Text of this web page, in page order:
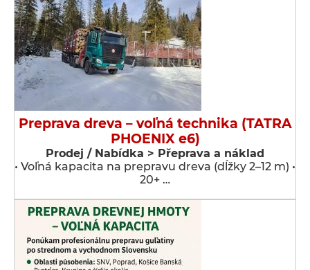
Preprava dreva – voľná technika (TATRA
PHOENIX e6)
Prodej / Nabídka > Přeprava a náklad
• Voľná kapacita na prepravu dreva (dĺžky 2–12 m) •
20+ …